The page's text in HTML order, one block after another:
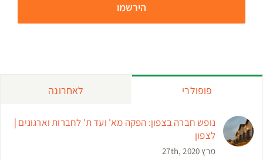
פופולרי לאחרונה
נופש חברה בצפון: הפקה מא' ועד ת' לחברות וארגונים |
לצפון
מרץ 27th, 2020